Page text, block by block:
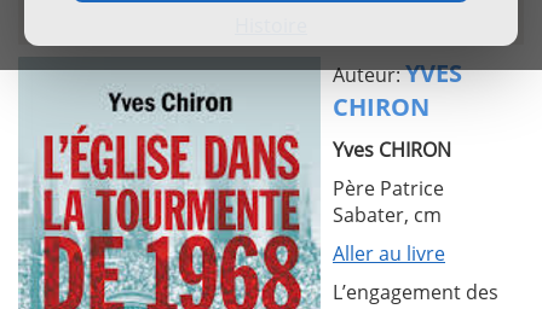
Auteur:YVES
CHIRON
Yves CHIRON
Père Patrice
Sabater, cm
Aller au livre
L’engagement des